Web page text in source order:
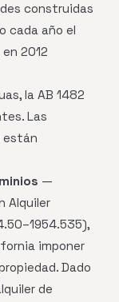
construidas
cada año el
2012
la AB 1482
Las
están
—
Alquiler
imponer
Dado
de